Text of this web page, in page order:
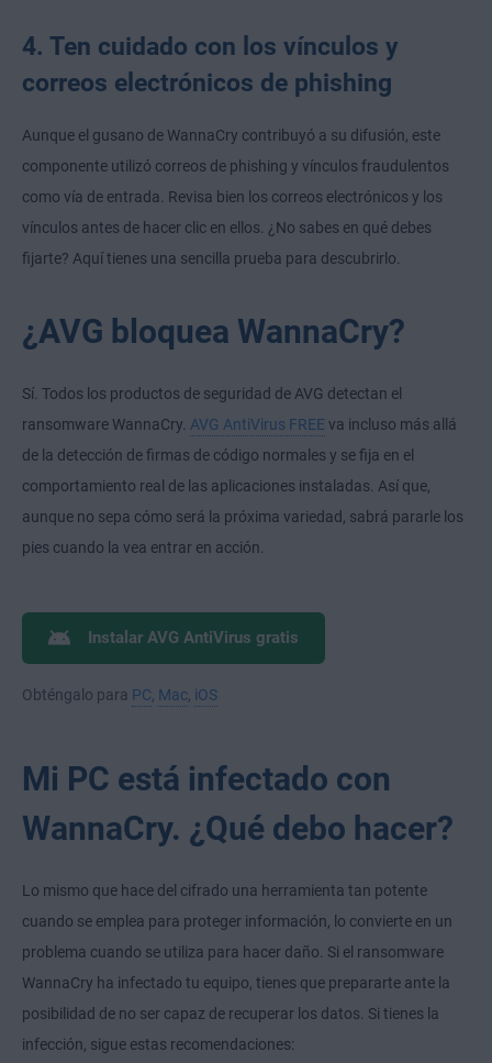
4. Ten cuidado con los vínculos y
correos electrónicos de phishing
Aunque el gusano de WannaCry contribuyó a su difusión, este
componente utilizó correos de phishing y vínculos fraudulentos
como vía de entrada. Revisa bien los correos electrónicos y los
vínculos antes de hacer clic en ellos. ¿No sabes en qué debes
fijarte? Aquí tienes una sencilla prueba para descubrirlo.
¿AVG bloquea WannaCry?
Sí. Todos los productos de seguridad de AVG detectan el
ransomware WannaCry. AVG AntiVirus FREE va incluso más allá
de la detección de firmas de código normales y se fija en el
comportamiento real de las aplicaciones instaladas. Así que,
aunque no sepa cómo será la próxima variedad, sabrá pararle los
pies cuando la vea entrar en acción.
Instalar AVG AntiVirus gratis
Obténgalo para PC, Mac, iOS
Mi PC está infectado con
WannaCry. ¿Qué debo hacer?
Lo mismo que hace del cifrado una herramienta tan potente
cuando se emplea para proteger información, lo convierte en un
problema cuando se utiliza para hacer daño. Si el ransomware
WannaCry ha infectado tu equipo, tienes que prepararte ante la
posibilidad de no ser capaz de recuperar los datos. Si tienes la
infección, sigue estas recomendaciones: